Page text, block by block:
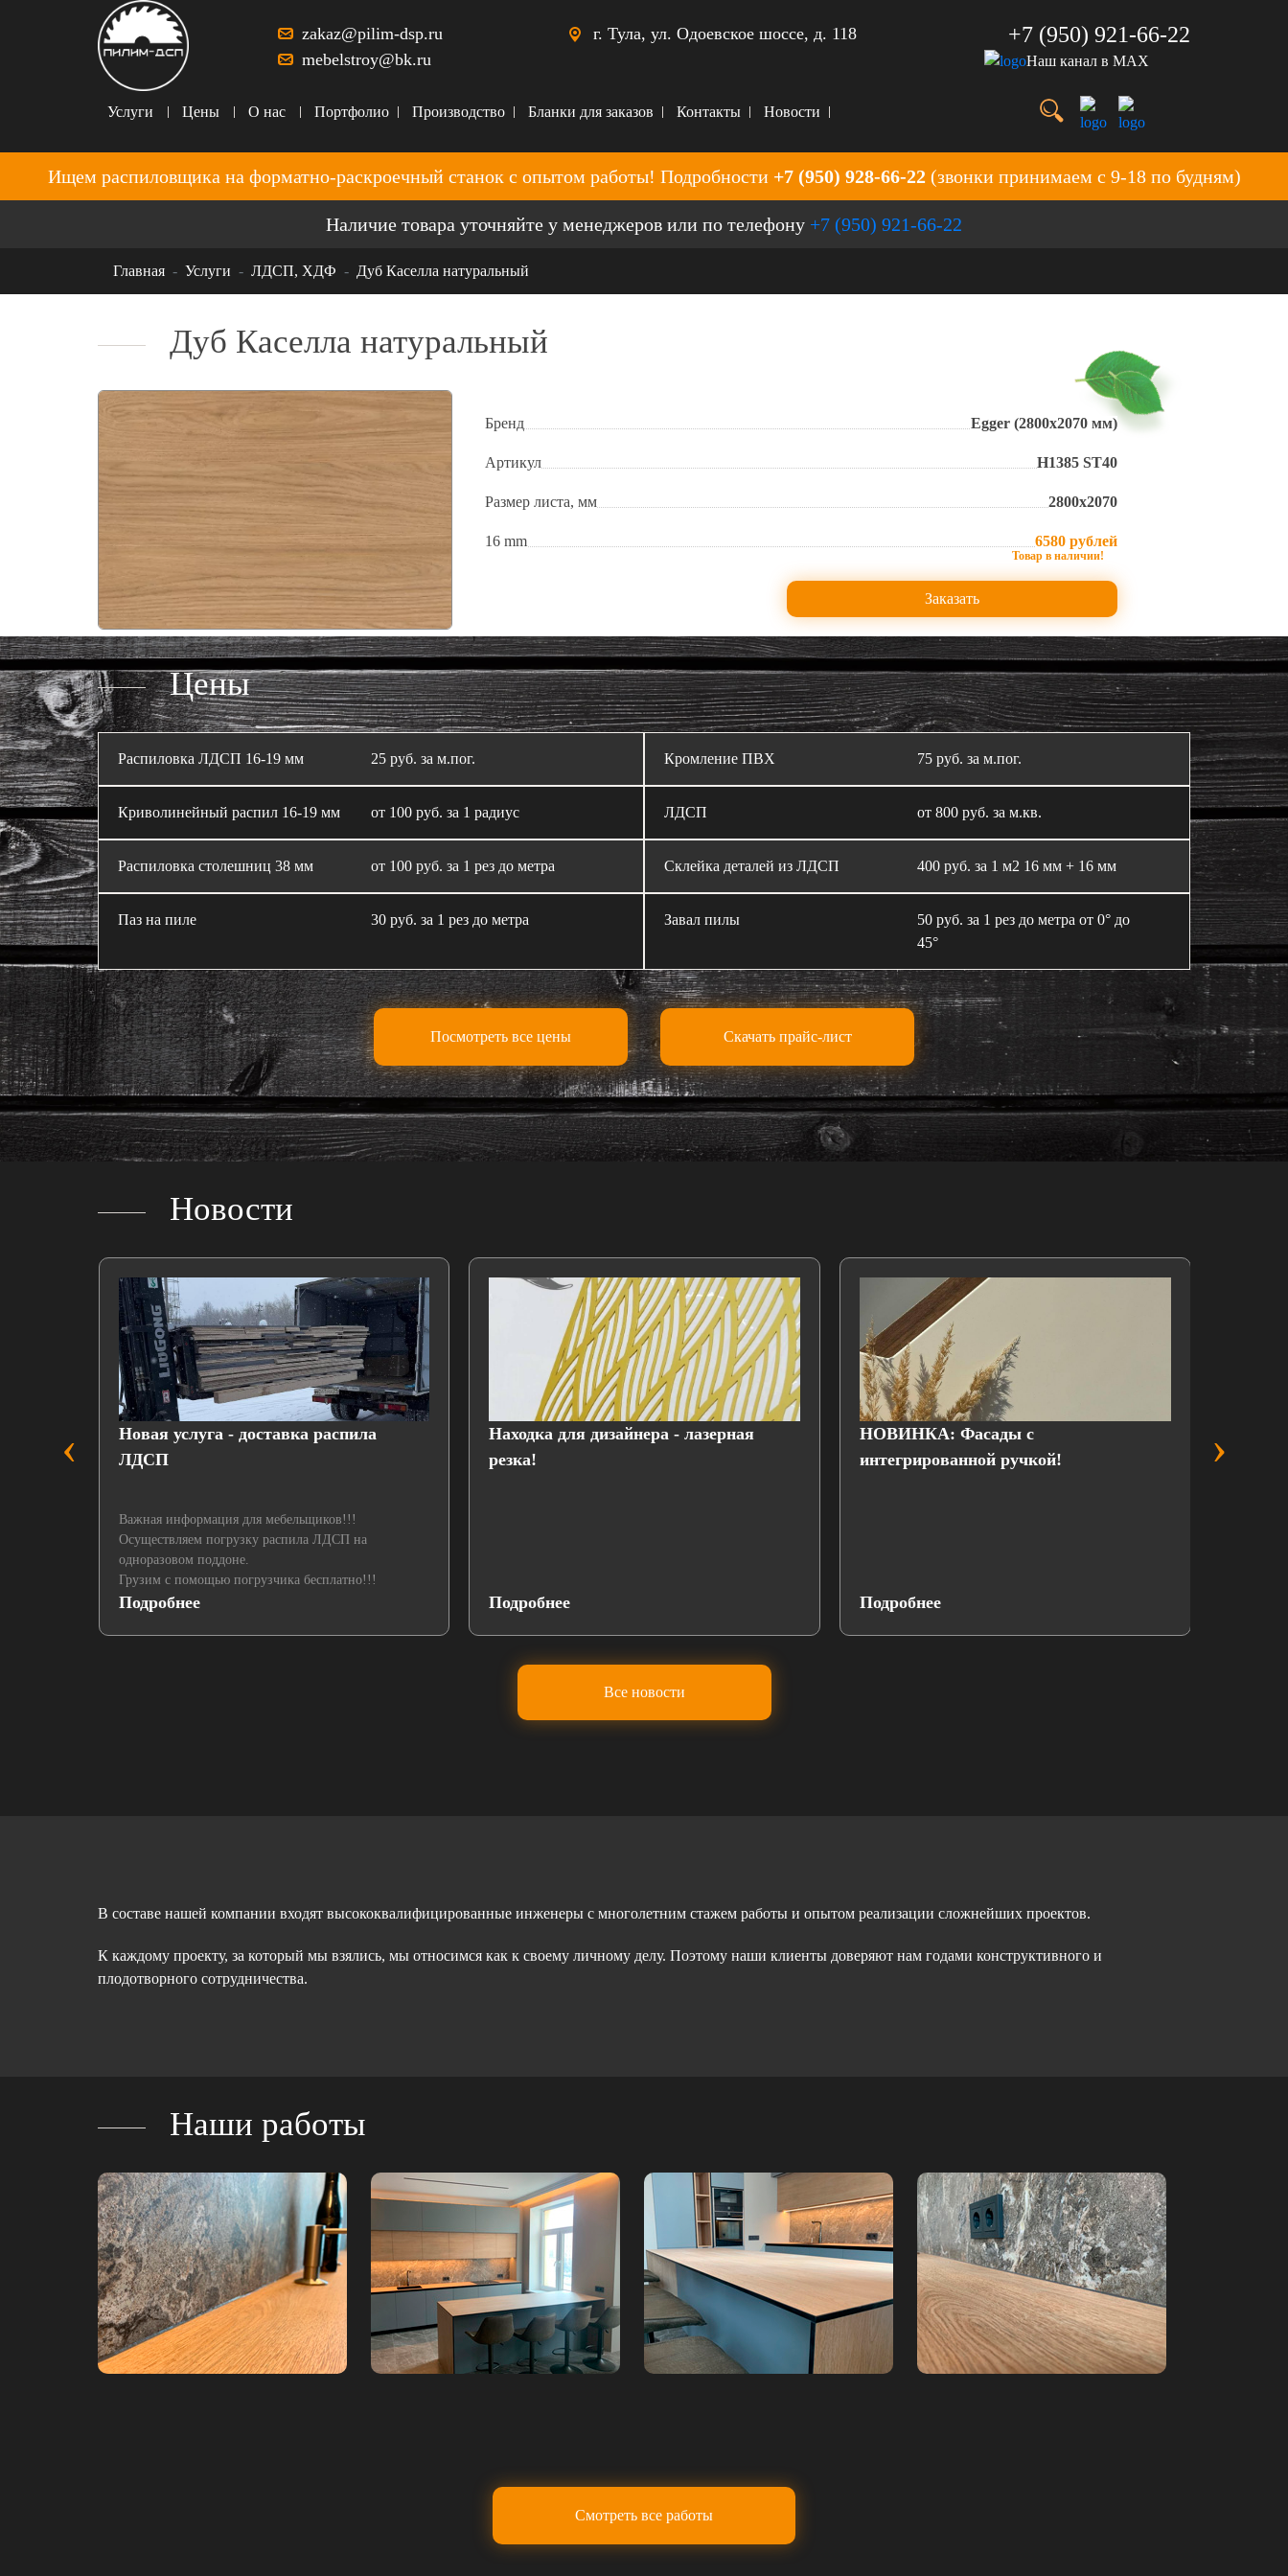
zakaz@pilim-dsp.ru
mebelstroy@bk.ru
г. Тула, ул. Одоевское шоссе, д. 118 +7 (950) 921-66-22
Наш канал в MAX
Услуги Цены О нас Портфолио Производство Бланки для заказов Контакты Новости
Ищем распиловщика на форматно-раскроечный станок с опытом работы! Подробности +7 (950) 928-66-22(звонки принимаем с 9-18 по будням)
Наличие товара уточняйте у менеджеров или по телефону +7 (950) 921-66-22
Главная Услуги ЛДСП, ХДФ Дуб Каселла натуральный
Дуб Каселла натуральный
Бренд Egger (2800х2070 мм)
Артикул H1385 ST40
Размер листа, мм 2800х2070
16 mm 6580 рублей
Заказать
Цены
Распиловка ЛДСП 16‑19 мм 25 руб. за м.пог. Кромление ПВХ 75 руб. за м.пог.
Криволинейный распил 16‑19 мм от 100 руб. за 1 радиус ЛДСП от 800 руб. за м.кв.
Распиловка столешниц 38 мм от 100 руб. за 1 рез до метра Склейка деталей из ЛДСП 400 руб. за 1 м2 16 мм + 16 мм
Паз на пиле 30 руб. за 1 рез до метра Завал пилы
50 руб. за 1 рез до метра от 0° до
45°
Посмотреть все цены Скачать прайс-лист
Новости
Новая услуга - доставка распила
ЛДСП
Важная информация для мебельщиков!!!
Осуществляем погрузку распила ЛДСП на
одноразовом поддоне.
Грузим с помощью погрузчика бесплатно!!!
Подробнее
Находка для дизайнера - лазерная
резка!
Подробнее
НОВИНКА: Фасады с
интегрированной ручкой!
Подробнее
‹ ›
Все новости
В составе нашей компании входят высококвалифицированные инженеры с многолетним стажем работы и опытом реализации сложнейших проектов.
К каждому проекту, за который мы взялись, мы относимся как к своему личному делу. Поэтому наши клиенты доверяют нам годами конструктивного и
плодотворного сотрудничества.
Наши работы
Смотреть все работы